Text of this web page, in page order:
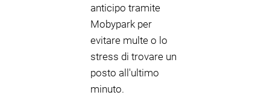
anticipo tramite
Mobypark per
evitare multe o lo
stress di trovare un
posto all'ultimo
minuto.